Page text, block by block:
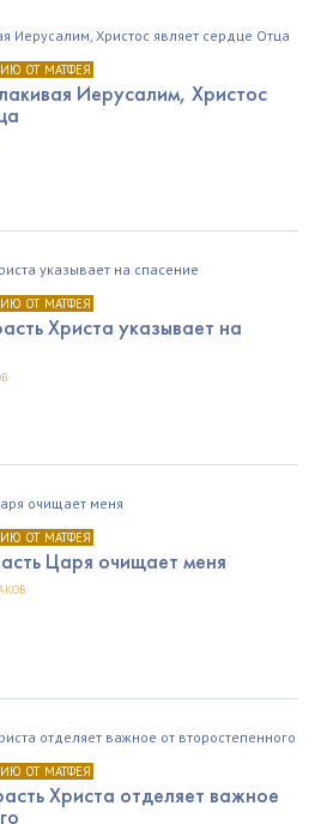
ОТ МАТФЕЯ
Иерусалим, Христос
ОТ МАТФЕЯ
Христа указывает на
ОТ МАТФЕЯ
Царя очищает меня
ОТ МАТФЕЯ
Христа отделяет важное